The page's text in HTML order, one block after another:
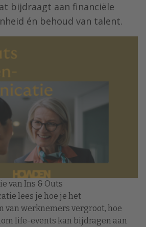
bijdraagt aan financiële
én behoud van talent.
van Ins & Outs
lees je hoe je het
van werknemers vergroot, hoe
life-events kan bijdragen aan